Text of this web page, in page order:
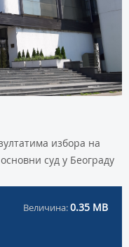
избора на
суд у Београду
Величина:0.35 MB